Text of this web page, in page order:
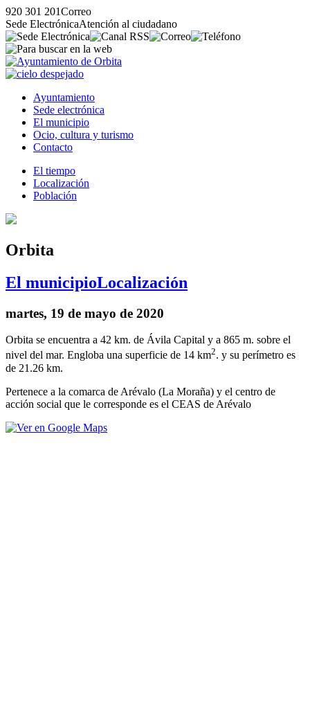
920 301 201Correo
Sede ElectrónicaAtención al ciudadano
Ayuntamiento
Sede electrónica
El municipio
Ocio, cultura y turismo
Contacto
El tiempo
Localización
Población
Orbita
El municipioLocalización
martes, 19 de mayo de 2020
Orbita se encuentra a 42 km. de Ávila Capital y a 865 m. sobre el
nivel del mar. Engloba una superficie de 14 km2. y su perímetro es
de 21.26 km.
Pertenece a la comarca de Arévalo (La Moraña) y el centro de
acción social que le corresponde es el CEAS de Arévalo